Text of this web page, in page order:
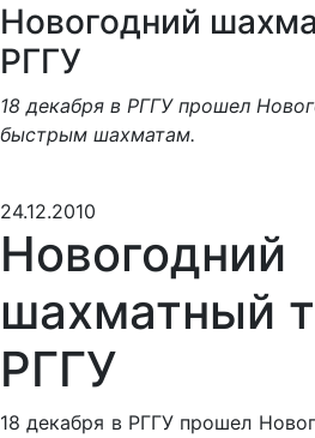
Новогодний
РГГУ
18 декабря в РГГУ прошел
быстрым шахматам.
24.12.2010
Новогодний
шахматный
РГГУ
18 декабря в РГГУ прошел